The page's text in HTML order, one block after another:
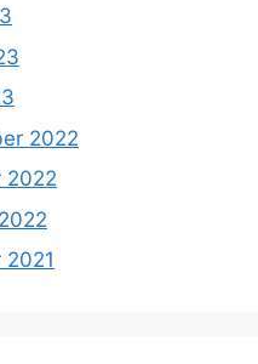
2022
2022
2021